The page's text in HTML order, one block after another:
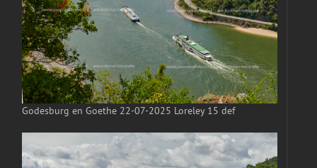
Godesburg en Goethe 22-07-2025 Loreley 15 def